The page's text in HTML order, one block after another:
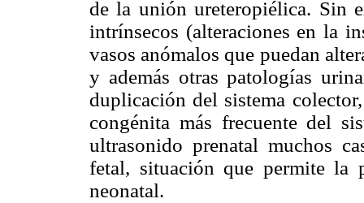
de la unión ureteropiélica. Sin
intrínsecos (alteraciones en la
vasos anómalos que puedan
y además otras patologías
duplicación del sistema
congénita más frecuente del
ultrasonido prenatal muchos
fetal, situación que permite la
neonatal.